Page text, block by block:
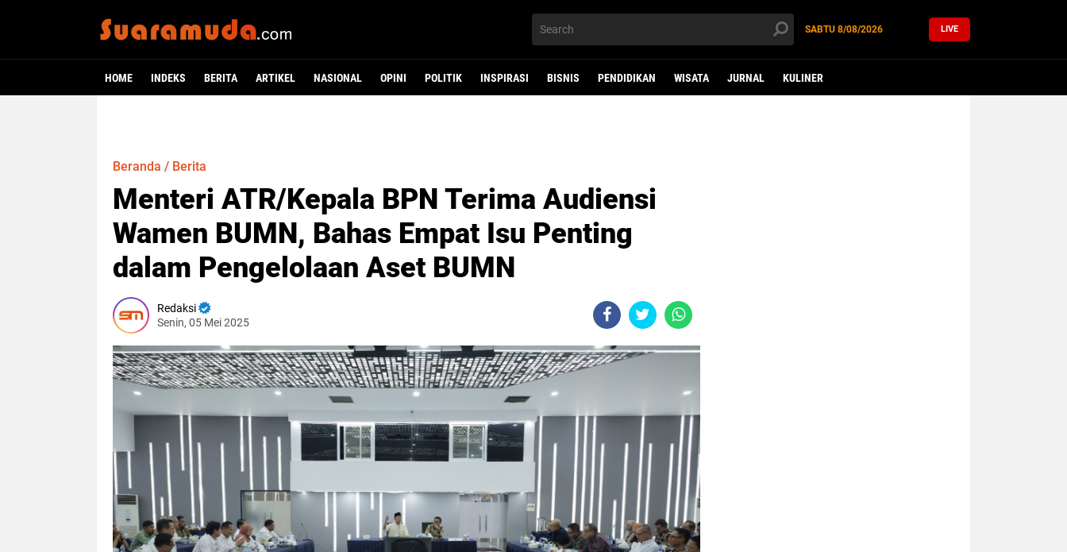
SABTU 8/08/2026 LIVE
HOME INDEKS BERITA ARTIKEL NASIONAL OPINI POLITIK INSPIRASI BISNIS PENDIDIKAN WISATA JURNAL KULINER
Beranda / Berita
Menteri ATR/Kepala BPN Terima Audiensi
Wamen BUMN, Bahas Empat Isu Penting
dalam Pengelolaan Aset BUMN
Redaksi
Senin, 05 Mei 2025